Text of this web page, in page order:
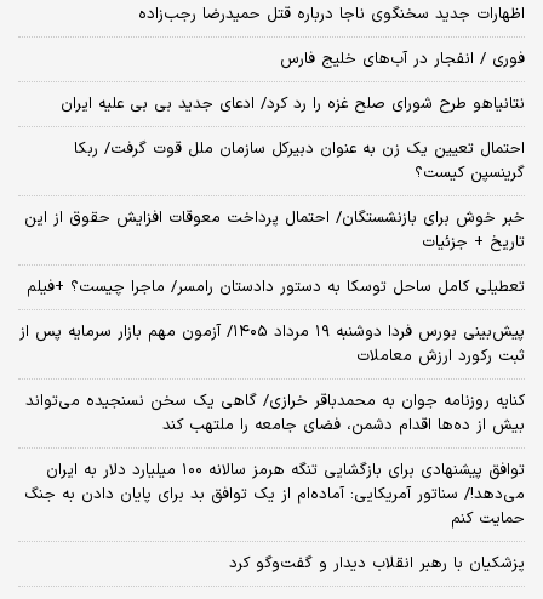
اظهارات جدید سخنگوی ناجا درباره قتل حمیدرضا رجب‌زاده
فوری / انفجار در آب‌های خلیج فارس
نتانیاهو طرح شورای صلح غزه را رد کرد/ ادعای جدید بی بی علیه ایران
احتمال تعیین یک زن به عنوان دبیرکل سازمان ملل قوت گرفت/ ربکا
گرینسپن کیست؟
خبر خوش برای بازنشستگان/ احتمال پرداخت معوقات افزایش حقوق از این
تاریخ + جزئیات
تعطیلی کامل ساحل توسکا به دستور دادستان رامسر/ ماجرا چیست؟ +فیلم
​پیش‌بینی بورس فردا دوشنبه ۱۹ مرداد ۱۴۰۵/ آزمون مهم بازار سرمایه پس از
ثبت رکورد ارزش معاملات
کنایه روزنامه جوان به محمدباقر خرازی/ گاهی یک سخن نسنجیده می‌تواند
بیش از ده‌ها اقدام دشمن، فضای جامعه را ملتهب کند
توافق پیشنهادی برای بازگشایی تنگه هرمز سالانه ۱۰۰ میلیارد دلار به ایران
می‌دهد!/ سناتور آمریکایی: آماده‌ام از یک توافق بد برای پایان دادن به جنگ
حمایت کنم
پزشکیان با رهبر انقلاب دیدار و گفت‌وگو کرد